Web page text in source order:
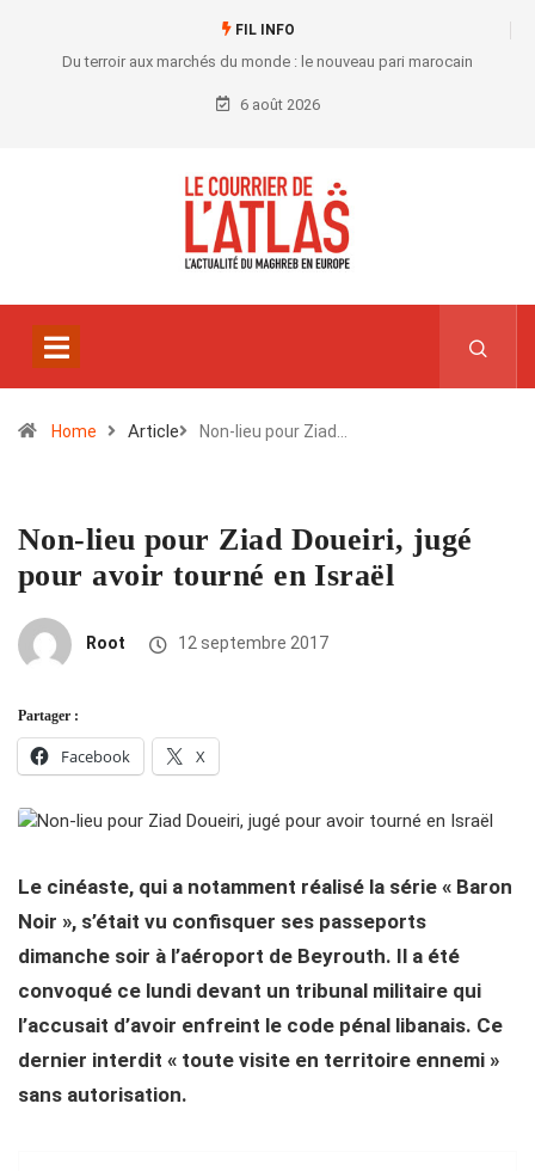
FIL INFO
Du terroir aux marchés du monde : le nouveau pari marocain
6 août 2026
Home Article Non-lieu pour Ziad…
Non-lieu pour Ziad Doueiri, jugé
pour avoir tourné en Israël
Root 12 septembre 2017
Partager :
Facebook X
Le cinéaste, qui a notamment réalisé la série « Baron
Noir », s’était vu confisquer ses passeports
dimanche soir à l’aéroport de Beyrouth. Il a été
convoqué ce lundi devant un tribunal militaire qui
l’accusait d’avoir enfreint le code pénal libanais. Ce
dernier interdit « toute visite en territoire ennemi »
sans autorisation.